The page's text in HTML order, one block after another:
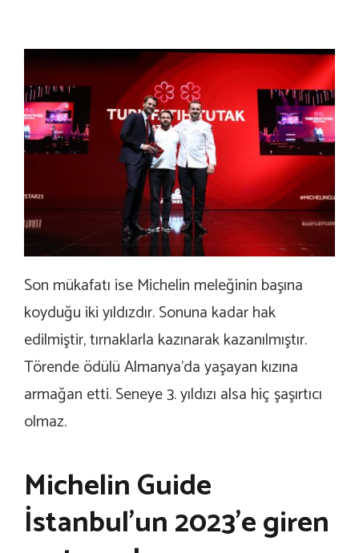
Son mükafatı ise Michelin meleğinin başına
koyduğu iki yıldızdır. Sonuna kadar hak
edilmiştir, tırnaklarla kazınarak kazanılmıştır.
Törende ödülü Almanya’da yaşayan kızına
armağan etti. Seneye 3. yıldızı alsa hiç şaşırtıcı
olmaz.
Michelin Guide
İstanbul’un 2023’e giren